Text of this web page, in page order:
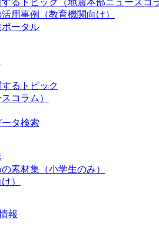
るトピック（地震本部ニュースコ
用事例（教育機関向け）
ータル
るトピック
コラム）
タ検索
素材集（小学生のみ）
）
報